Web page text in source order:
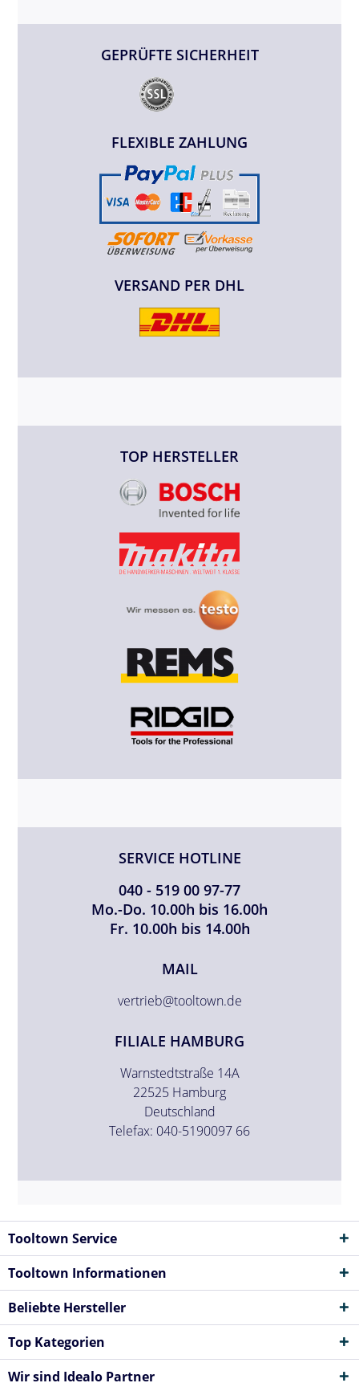
GEPRÜFTE SICHERHEIT
FLEXIBLE ZAHLUNG
VERSAND PER DHL
TOP HERSTELLER
SERVICE HOTLINE
040 - 519 00 97-77
Mo.-Do. 10.00h bis 16.00h
Fr. 10.00h bis 14.00h
MAIL
vertrieb@tooltown.de
FILIALE HAMBURG
Warnstedtstraße 14A
22525 Hamburg
Deutschland
Telefax: 040-5190097 66
Tooltown Service
Tooltown Informationen
Beliebte Hersteller
Top Kategorien
Wir sind Idealo Partner